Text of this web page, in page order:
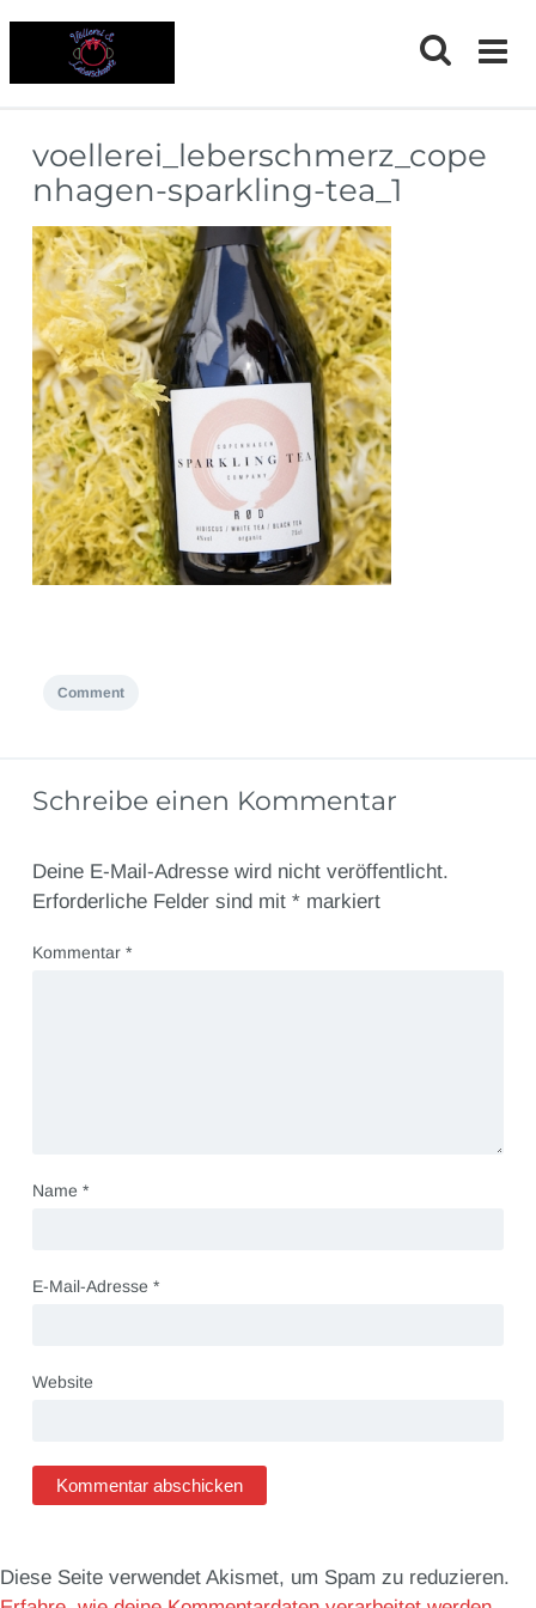
voellerei_leberschmerz_cope
nhagen-sparkling-tea_1
Comment
Schreibe einen Kommentar
Deine E-Mail-Adresse wird nicht veröffentlicht.
Erforderliche Felder sind mit *markiert
Kommentar *
Name *
E-Mail-Adresse *
Website
Diese Seite verwendet Akismet, um Spam zu reduzieren.